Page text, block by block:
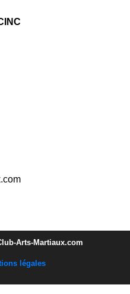
Arts-Martiaux.com
légales